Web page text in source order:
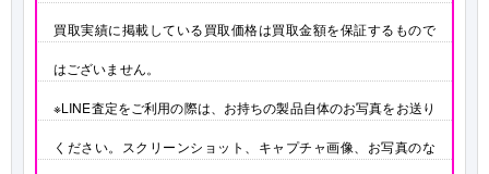
買取実績に掲載している買取価格は買取金額を保証するもので
はございません。
※LINE査定をご利用の際は、お持ちの製品自体のお写真をお送り
ください。スクリーンショット、キャプチャ画像、お写真のな